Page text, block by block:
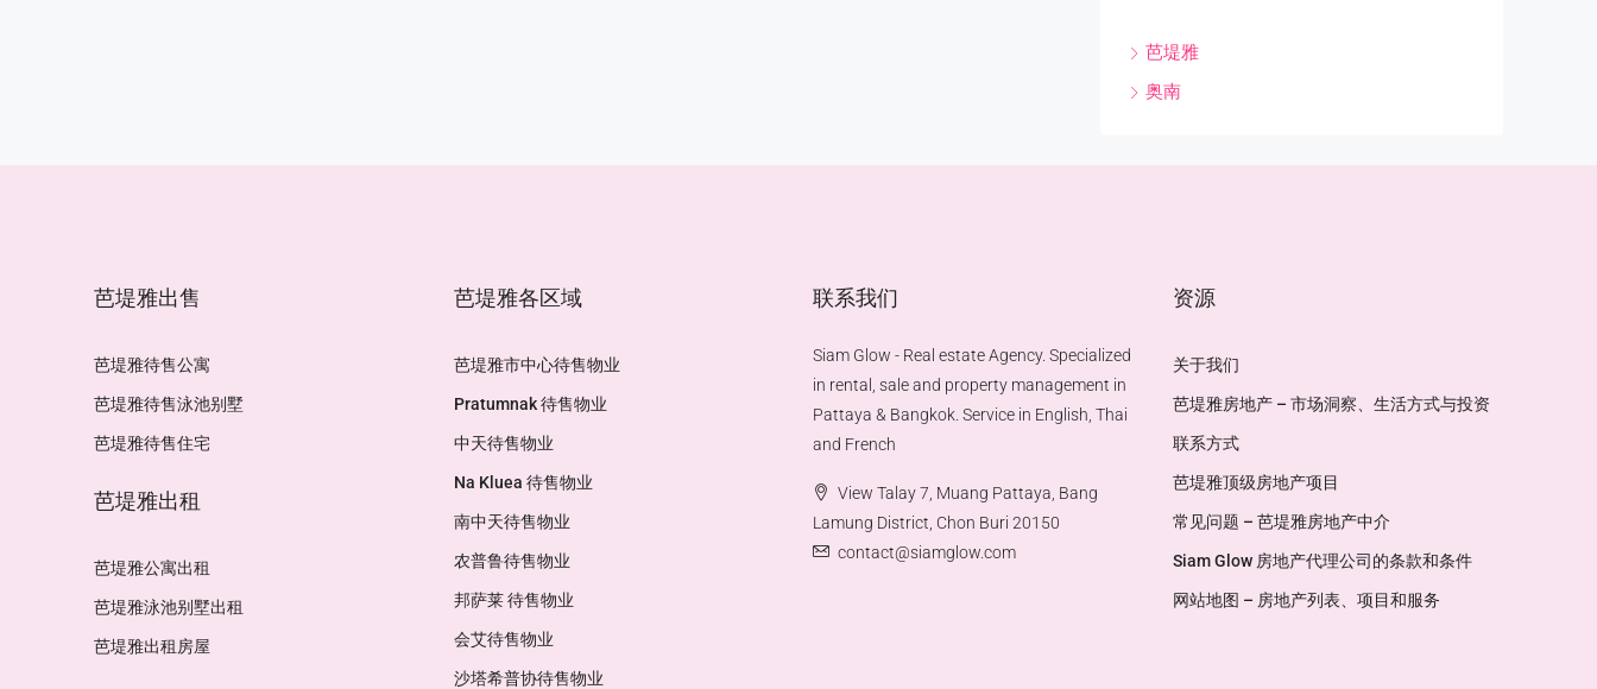
芭堤雅
奥南
芭堤雅出售
芭堤雅待售公寓
芭堤雅待售泳池别墅
芭堤雅待售住宅
芭堤雅出租
芭堤雅公寓出租
芭堤雅泳池别墅出租
芭堤雅出租房屋
芭堤雅各区域
芭堤雅市中心待售物业
Pratumnak 待售物业
中天待售物业
Na Kluea 待售物业
南中天待售物业
农普鲁待售物业
邦萨莱 待售物业
会艾待售物业
沙塔希普协待售物业
联系我们
Siam Glow - Real estate Agency. Specialized
in rental, sale and property management in
Pattaya & Bangkok. Service in English, Thai
and French
View Talay 7, Muang Pattaya, Bang
Lamung District, Chon Buri 20150
contact@siamglow.com
资源
关于我们
芭堤雅房地产 – 市场洞察、生活方式与投资
联系方式
芭堤雅顶级房地产项目
常见问题 – 芭堤雅房地产中介
Siam Glow 房地产代理公司的条款和条件
网站地图 – 房地产列表、项目和服务